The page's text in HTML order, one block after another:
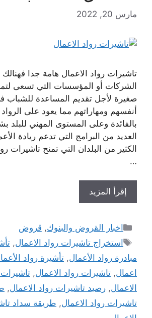
مارس 20, 2022
تاشيرات رواد الاعمال هامة جدا
الشركات أو المؤسسات التي تسعى
صغيرة لأجل تقديم المساعدة للشباب
أنفسهم ومهاراتهم مما يعود على
بالفائدة وعلى المستوى المهني للبلد
العديد من البرامج التي تدعم ريادة
الكثير من البلدان التي تمنح تاشيرات
…
إقرأ المزيد
التصنيفات
اخبار القروض والبنوك, قروض
الوسوم
استخراج تاشيرات رواد الاعمال,
مبادرة رواد الأعمال, تأشيرة رواد
اعمال, تاشيرات رواد الاعمال, تاشيرات
الاعمال, رصيد تاشيرات رواد الاعمال,
تاشيرات رواد الاعمال, طريقة سداد